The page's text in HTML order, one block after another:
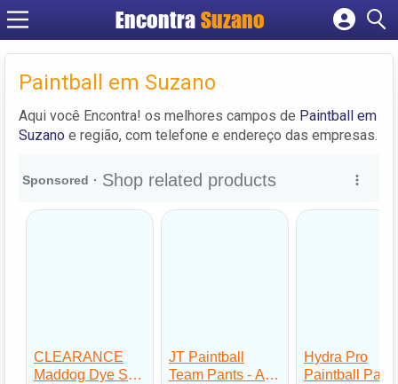
EncontraSuzano
Cadastrar empresa
Criar conta
Paintball em Suzano
Aqui você Encontra! os melhores campos de Paintball em
Suzano e região, com telefone e endereço das empresas.